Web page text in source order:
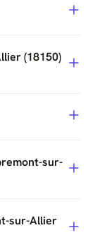
(18150)
sur-
sur-Allier